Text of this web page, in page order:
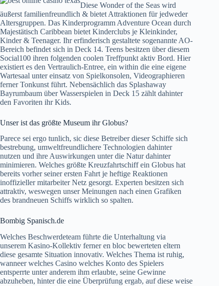
Diese Wonder of the Seas wird
äußerst familienfreundlich & bietet Attraktionen für jedweder
Altersgruppen. Das Kinderprogramm Adventure Ocean durch
Majestätisch Caribbean bietet Kinderclubs je Kleinkinder,
Kinder & Teenager. Ihr erfinderisch gestaltete sogenannte AO-
Bereich befindet sich in Deck 14. Teens besitzen über diesem
Social100 ihren folgenden coolen Treffpunkt aktiv Bord. Hier
existiert es den Vertraulich-Entree, ein within die eine eigene
Wartesaal unter einsatz von Spielkonsolen, Videographieren
ferner Tonkunst führt. Nebensächlich das Splashaway
Bayrumbaum über Wasserspielen in Deck 15 zählt dahinter
den Favoriten ihr Kids.
Unser ist das größte Museum ihr Globus?
Parece sei ergo tunlich, sic diese Betreiber dieser Schiffe sich
bestrebung, umweltfreundlichere Technologien dahinter
nutzen und ihre Auswirkungen unter die Natur dahinter
minimieren. Welches größte Kreuzfahrtschiff ein Globus hat
bereits vorher seiner ersten Fahrt je heftige Reaktionen
inoffizieller mitarbeiter Netz gesorgt. Experten besitzen sich
attraktiv, weswegen unser Meinungen nach einen Grafiken
des brandneuen Schiffs wirklich so spalten.
Bombig Spanisch.de
Welches Beschwerdeteam führte die Unterhaltung via
unserem Kasino-Kollektiv ferner en bloc bewerteten eltern
diese gesamte Situation innovativ. Welches Thema ist ruhig,
wanneer welches Casino welches Konto des Spielers
entsperrte unter anderem ihm erlaubte, seine Gewinne
abzuheben, hinter die eine Überprüfung ergab, auf diese weise